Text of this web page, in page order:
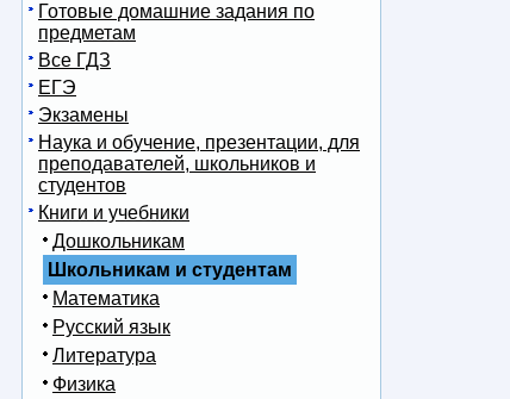
Готовые домашние задания по
предметам
Все ГДЗ
ЕГЭ
Экзамены
Наука и обучение, презентации, для
преподавателей, школьников и
студентов
Книги и учебники
Дошкольникам
Школьникам и студентам
Математика
Русский язык
Литература
Физика